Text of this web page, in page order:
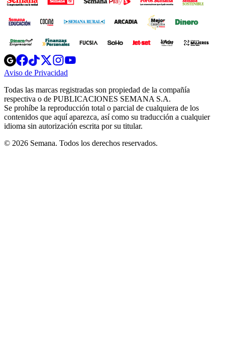
Opens
in
new
Opens
in
new
Opens
in
new
window
Opens
new
windowwindow
Aviso de Privacidad
new
window
Todas las marcas registradas son propiedad de la compañía
respectiva o de PUBLICACIONES SEMANA S.A.
Se prohíbe la reproducción total o parcial de cualquiera de los
contenidos que aquí aparezca, así como su traducción a cualquier
idioma sin autorización escrita por su titular.
© 2026 Semana. Todos los derechos reservados.